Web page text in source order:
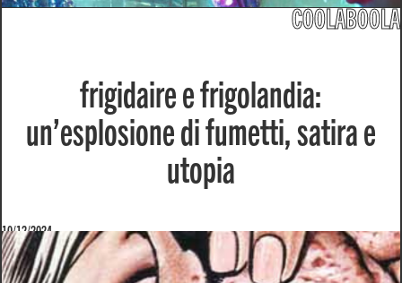
COOLABOOLA
frigidaire e frigolandia:
un’esplosione di fumetti, satira e
utopia
10/12/2024